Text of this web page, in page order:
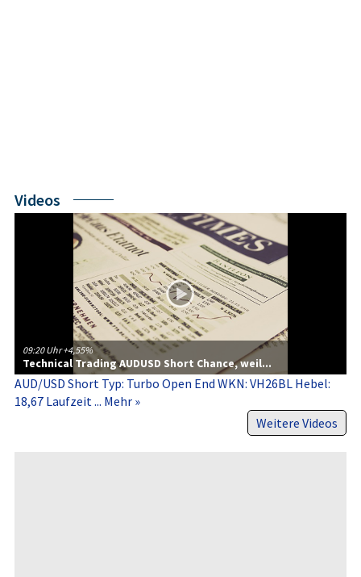
Videos
09:20 Uhr +4,55%
Technical Trading AUDUSD Short Chance, weil...
AUD/USD Short Typ: Turbo Open End WKN: VH26BL Hebel:
18,67 Laufzeit ... Mehr »
Weitere Videos